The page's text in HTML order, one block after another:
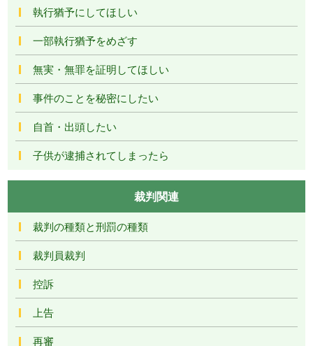
執行猶予にしてほしい
一部執行猶予をめざす
無実・無罪を証明してほしい
事件のことを秘密にしたい
自首・出頭したい
子供が逮捕されてしまったら
裁判関連
裁判の種類と刑罰の種類
裁判員裁判
控訴
上告
再審